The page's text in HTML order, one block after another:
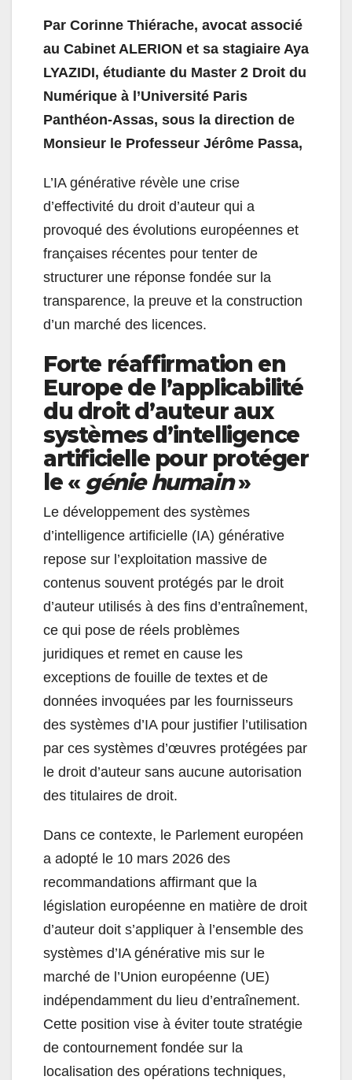
Par Corinne Thiérache, avocat associé
au Cabinet ALERION et sa stagiaire Aya
LYAZIDI, étudiante du Master 2 Droit du
Numérique à l’Université Paris
Panthéon-Assas, sous la direction de
Monsieur le Professeur Jérôme Passa,
L’IA générative révèle une crise
d’effectivité du droit d’auteur qui a
provoqué des évolutions européennes et
françaises récentes pour tenter de
structurer une réponse fondée sur la
transparence, la preuve et la construction
d’un marché des licences.
Forte réaffirmation en
Europe de l’applicabilité
du droit d’auteur aux
systèmes d’intelligence
artificielle pour protéger
le « génie humain»
Le développement des systèmes
d’intelligence artificielle (IA) générative
repose sur l’exploitation massive de
contenus souvent protégés par le droit
d’auteur utilisés à des fins d’entraînement,
ce qui pose de réels problèmes
juridiques et remet en cause les
exceptions de fouille de textes et de
données invoquées par les fournisseurs
des systèmes d’IA pour justifier l’utilisation
par ces systèmes d’œuvres protégées par
le droit d’auteur sans aucune autorisation
des titulaires de droit.
Dans ce contexte, le Parlement européen
a adopté le 10 mars 2026 des
recommandations affirmant que la
législation européenne en matière de droit
d’auteur doit s’appliquer à l’ensemble des
systèmes d’IA générative mis sur le
marché de l’Union européenne (UE)
indépendamment du lieu d’entraînement.
Cette position vise à éviter toute stratégie
de contournement fondée sur la
localisation des opérations techniques,